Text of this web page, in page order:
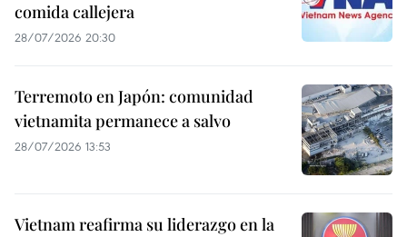
comida callejera
28/07/2026 20:30
Terremoto en Japón: comunidad
vietnamita permanece a salvo
28/07/2026 13:53
Vietnam reafirma su liderazgo en la